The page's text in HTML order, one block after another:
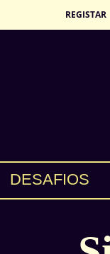
REGISTAR
DESAFIOS